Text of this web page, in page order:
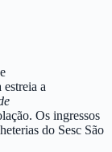
a
Os ingressos
do Sesc São